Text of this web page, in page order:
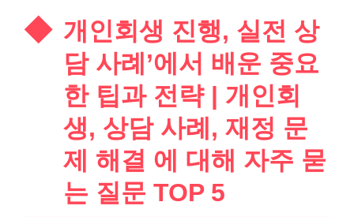
개인회생 진행, 실전 상
담 사례’에서 배운 중요
한 팁과 전략 | 개인회
생, 상담 사례, 재정 문
제 해결 에 대해 자주 묻
는 질문 TOP 5